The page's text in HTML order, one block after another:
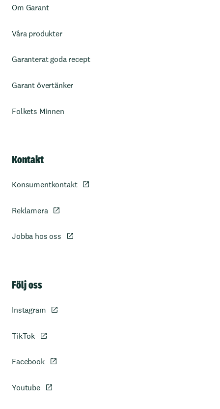
Om Garant
Våra produkter
Garanterat goda recept
Garant övertänker
Folkets Minnen
Kontakt
Konsumentkontakt
Reklamera
Jobba hos oss
Följ oss
Instagram
TikTok
Facebook
Youtube